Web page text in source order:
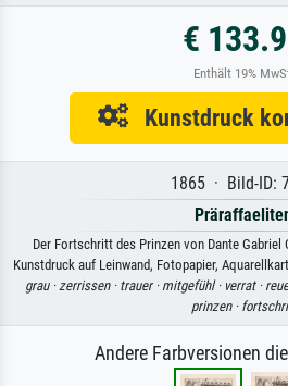
€
Enthält 19%
Kunstdruck
1865 · Bild-ID:
Der Fortschritt des Prinzen von Dante
Kunstdruck auf Leinwand, Fotopapier,
grau · zerrissen · trauer · mitgefühl · verrat ·
prinzen ·
Andere Farbversionen